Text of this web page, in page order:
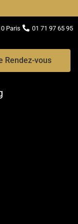
Paris 01 71 97 65 95
Rendez-vous